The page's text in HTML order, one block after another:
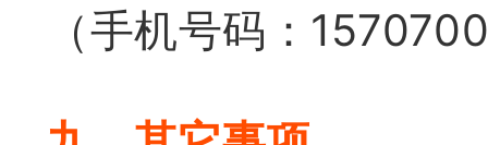
（手机号码：